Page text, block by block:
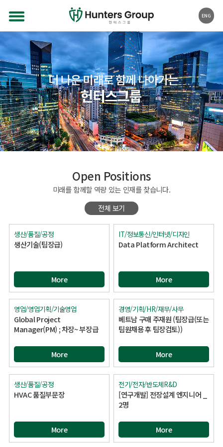
ENG
Open Positions
미래를 함께할 역량 있는 인재를 찾습니다.
전체 보기
생산/품질/공정
생산기술(팀장급)
More
IT/정보통신/인터넷/디자인
Data Platform Architect
More
영업/영업기획/기술영업
Global Project
Manager(PM) ; 차장~ 부장급
More
경영/기획/HR/재무/사무
베트남 구매 주재원 (팀장급(또는
팀원채용 후 팀장검토))
More
생산/품질/공정
HVAC 품질부문장
More
전기/전자/반도체R&D
[연구개발] 전장설계 엔지니어 _
2명
More